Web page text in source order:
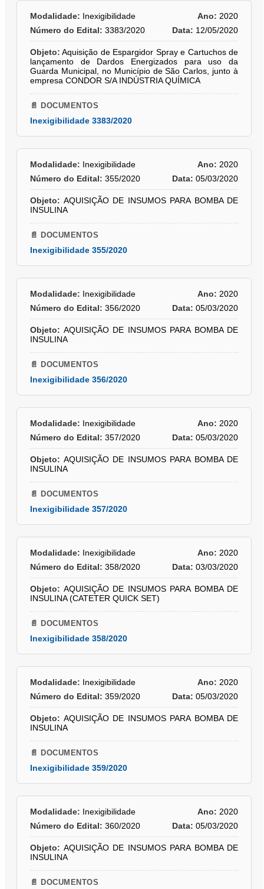
Modalidade: Inexigibilidade Ano: 2020
Número do Edital: 3383/2020 Data: 12/05/2020
Objeto: Aquisição de Espargidor Spray e Cartuchos de
lançamento de Dardos Energizados para uso da
Guarda Municipal, no Município de São Carlos, junto à
empresa CONDOR S/A INDÚSTRIA QUÍMICA
📄 DOCUMENTOS
Inexigibilidade 3383/2020
Modalidade: Inexigibilidade Ano: 2020
Número do Edital: 355/2020 Data: 05/03/2020
Objeto: AQUISIÇÃO DE INSUMOS PARA BOMBA DE
INSULINA
📄 DOCUMENTOS
Inexigibilidade 355/2020
Modalidade: Inexigibilidade Ano: 2020
Número do Edital: 356/2020 Data: 05/03/2020
Objeto: AQUISIÇÃO DE INSUMOS PARA BOMBA DE
INSULINA
📄 DOCUMENTOS
Inexigibilidade 356/2020
Modalidade: Inexigibilidade Ano: 2020
Número do Edital: 357/2020 Data: 05/03/2020
Objeto: AQUISIÇÃO DE INSUMOS PARA BOMBA DE
INSULINA
📄 DOCUMENTOS
Inexigibilidade 357/2020
Modalidade: Inexigibilidade Ano: 2020
Número do Edital: 358/2020 Data: 03/03/2020
Objeto: AQUISIÇÃO DE INSUMOS PARA BOMBA DE
INSULINA (CATETER QUICK SET)
📄 DOCUMENTOS
Inexigibilidade 358/2020
Modalidade: Inexigibilidade Ano: 2020
Número do Edital: 359/2020 Data: 05/03/2020
Objeto: AQUISIÇÃO DE INSUMOS PARA BOMBA DE
INSULINA
📄 DOCUMENTOS
Inexigibilidade 359/2020
Modalidade: Inexigibilidade Ano: 2020
Número do Edital: 360/2020 Data: 05/03/2020
Objeto: AQUISIÇÃO DE INSUMOS PARA BOMBA DE
INSULINA
📄 DOCUMENTOS